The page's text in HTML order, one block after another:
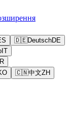
🇩🇪DeutschDE
IT
🇨🇳中文ZH